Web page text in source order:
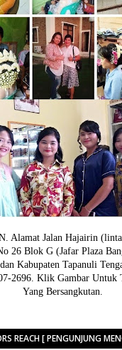
Alamat Jalan Hajairin
26 Blok G (Jafar Plaza
Kabupaten Tapanuli
2696. Klik Gambar Untuk
Yang Bersangkutan.
REACH [ PENGUNJUNG